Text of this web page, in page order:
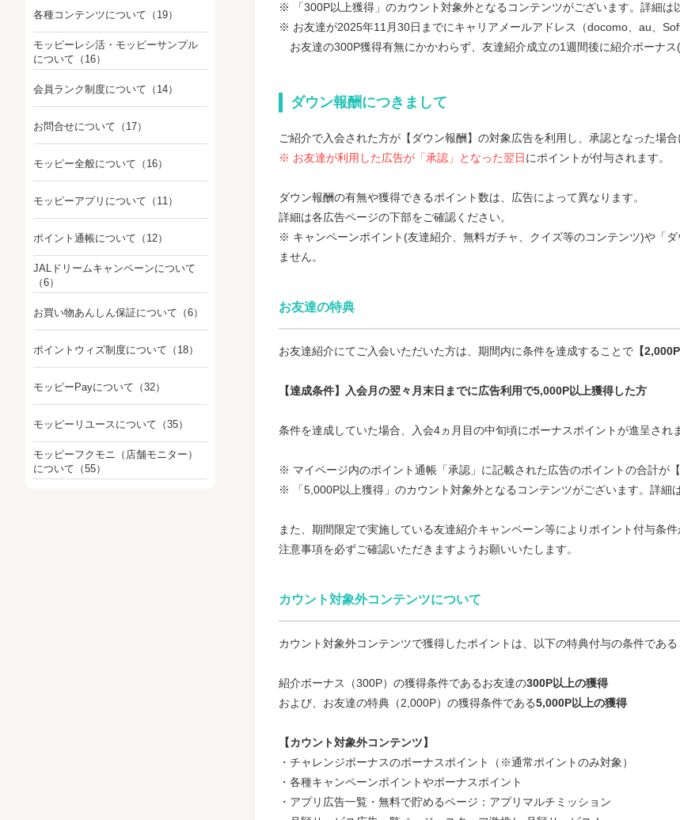
※ 「300P以上獲得」のカウント対象外となるコンテンツがございます。詳細は
※ お友達が2025年11月30日までにキャリアメールアドレス（docomo、au、
お友達の300P獲得有無にかかわらず、友達紹介成立の1週間後に紹介ボーナス
ダウン報酬につきまして
ご紹介で入会された方が【ダウン報酬】の対象広告を利用し、承認となった場合
※ お友達が利用した広告が「承認」となった翌日にポイントが付与されます。
ダウン報酬の有無や獲得できるポイント数は、広告によって異なります。
詳細は各広告ページの下部をご確認ください。
※ キャンペーンポイント(友達紹介、無料ガチャ、クイズ等のコンテンツ)や「
ません。
お友達の特典
お友達紹介にてご入会いただいた方は、期間内に条件を達成することで 【2,000P
【達成条件】入会月の翌々月末日までに広告利用で5,000P以上獲得した方
条件を達成していた場合、入会4ヵ月目の中旬頃にボーナスポイントが進呈され
※ マイページ内のポイント通帳「承認」に記載された広告のポイントの合計が
※ 「5,000P以上獲得」のカウント対象外となるコンテンツがございます。詳細
また、期間限定で実施している友達紹介キャンペーン等によりポイント付与条件
注意事項を必ずご確認いただきますようお願いいたします。
カウント対象外コンテンツについて
カウント対象外コンテンツで獲得したポイントは、以下の特典付与の条件であ
紹介ボーナス（300P）の獲得条件であるお友達の300P以上の獲得
および、お友達の特典（2,000P）の獲得条件である5,000P以上の獲得
【カウント対象外コンテンツ】
・チャレンジボーナスのボーナスポイント（※通常ポイントのみ対象）
・各種キャンペーンポイントやボーナスポイント
・アプリ広告一覧・無料で貯めるページ：アプリマルチミッション
各種コンテンツについて （19）
モッピーレシ活・モッピーサンプル
について （16）
会員ランク制度について （14）
お問合せについて （17）
モッピー全般について （16）
モッピーアプリについて （11）
ポイント通帳について （12）
JALドリームキャンペーンについて
（6）
お買い物あんしん保証について （6）
ポイントウィズ制度について （18）
モッピーPayについて （32）
モッピーリユースについて （35）
モッピーフクモニ（店舗モニター）
について （55）